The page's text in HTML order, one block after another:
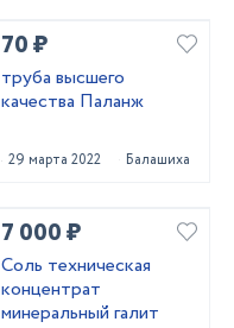
70 ₽
труба высшего
качества Паланж
29 марта 2022 Балашиха
7 000 ₽
Соль техническая
концентрат
минеральный галит